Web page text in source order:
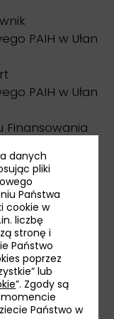
PAIH w Ułan
PAIH w Ułan
Finansowania
Building
Central
o godz.
danych
pliki
Państwa
cookie w
liczbę
stronę i
Państwo
poprzez
lub
”. Zgody są
Państwo w